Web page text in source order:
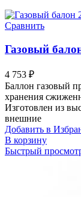
Сравнить
Газовый
4 753 ₽
Баллон газовый
хранения
Изготовлен из
внешние
Добавить в
В корзину
Быстрый